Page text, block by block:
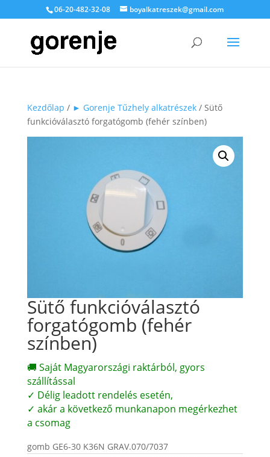
06-20-482-32-08 boyalkatreszek@gmail.com
Kezdőlap / ► Gorenje Tűzhely alkatrészek/ Sütő
funkcióválasztó forgatógomb (fehér színben)
Sütő funkcióválasztó
forgatógomb (fehér
színben)
🚚 Saját Magyarországi raktárból, gyors
szállítással
✓ Délig leadott rendelés esetén,
✓ akár a következő munkanapon megérkezhet
a csomag
gomb GE6-30 K36N GRAV.070/7037